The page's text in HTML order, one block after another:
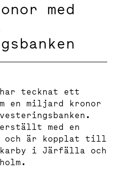
med
tecknat ett
en miljard kronor
med en
och är kopplat till
i Järfälla och